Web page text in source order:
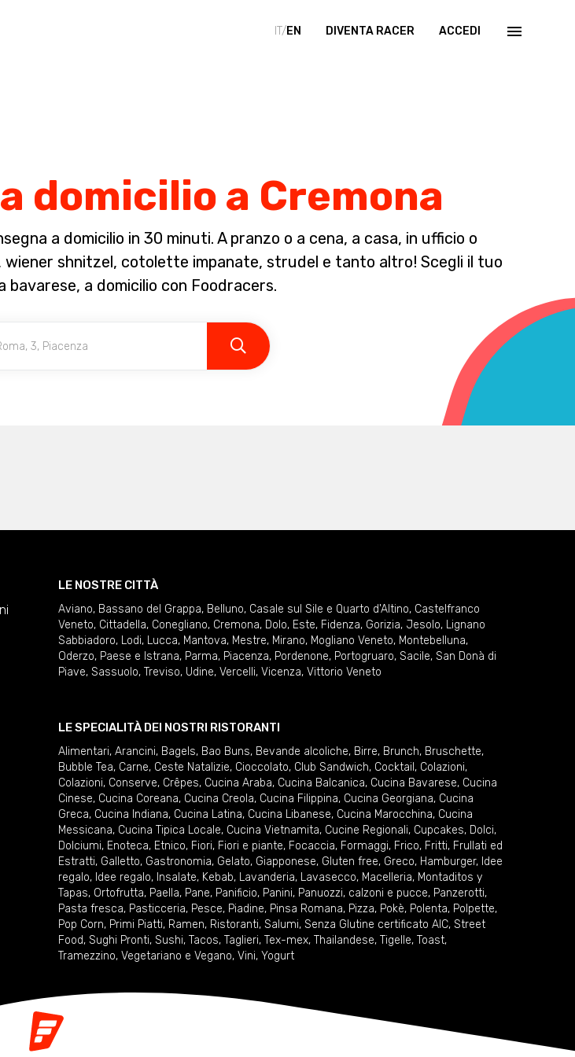
IT/EN DIVENTA RACER ACCEDI
domicilio a Cremona
a domicilio in 30 minuti. A pranzo o a cena, a casa, in ufficio o
shnitzel, cotolette impanate, strudel e tanto altro! Scegli il tuo
a domicilio con Foodracers.
LE NOSTRE CITTÀ
Aviano, Bassano del Grappa, Belluno, Casale sul Sile e Quarto d'Altino, Castelfranco
Veneto, Cittadella, Conegliano, Cremona, Dolo, Este, Fidenza, Gorizia, Jesolo, Lignano
Sabbiadoro, Lodi, Lucca, Mantova, Mestre, Mirano, Mogliano Veneto, Montebelluna,
Oderzo, Paese e Istrana, Parma, Piacenza, Pordenone, Portogruaro, Sacile, San Donà di
Piave, Sassuolo, Treviso, Udine, Vercelli, Vicenza, Vittorio Veneto
LE SPECIALITÀ DEI NOSTRI RISTORANTI
Alimentari, Arancini, Bagels, Bao Buns, Bevande alcoliche, Birre, Brunch, Bruschette,
Bubble Tea, Carne, Ceste Natalizie, Cioccolato, Club Sandwich, Cocktail , Colazioni,
Colazioni, Conserve, Crêpes, Cucina Araba, Cucina Balcanica, Cucina Bavarese, Cucina
Cinese, Cucina Coreana, Cucina Creola, Cucina Filippina, Cucina Georgiana, Cucina
Greca, Cucina Indiana, Cucina Latina, Cucina Libanese, Cucina Marocchina, Cucina
Messicana, Cucina Tipica Locale, Cucina Vietnamita, Cucine Regionali, Cupcakes, Dolci,
Dolciumi, Enoteca, Etnico, Fiori, Fiori e piante, Focaccia, Formaggi, Frico, Fritti, Frullati ed
Estratti, Galletto, Gastronomia, Gelato, Giapponese, Gluten free, Greco, Hamburger, Idee
regalo, Idee regalo, Insalate, Kebab, Lavanderia, Lavasecco, Macelleria, Montaditos y
Tapas, Ortofrutta, Paella, Pane, Panificio, Panini, Panuozzi, calzoni e pucce, Panzerotti,
Pasta fresca, Pasticceria, Pesce, Piadine, Pinsa Romana, Pizza, Pokè, Polenta, Polpette,
Pop Corn, Primi Piatti, Ramen, Ristoranti, Salumi, Senza Glutine certificato AIC, Street
Food, Sughi Pronti, Sushi, Tacos, Taglieri, Tex-mex, Thailandese, Tigelle, Toast,
Tramezzino, Vegetariano e Vegano, Vini, Yogurt